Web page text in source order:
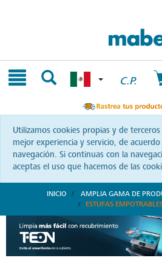
C.P.
Utilizamos cookies propias y de
mejor experiencia y servicio, de
navegación. Si continuas con la
aceptas el uso que hacemos de las
INICIO
AMPLIA GAMA DE
ESTUFAS